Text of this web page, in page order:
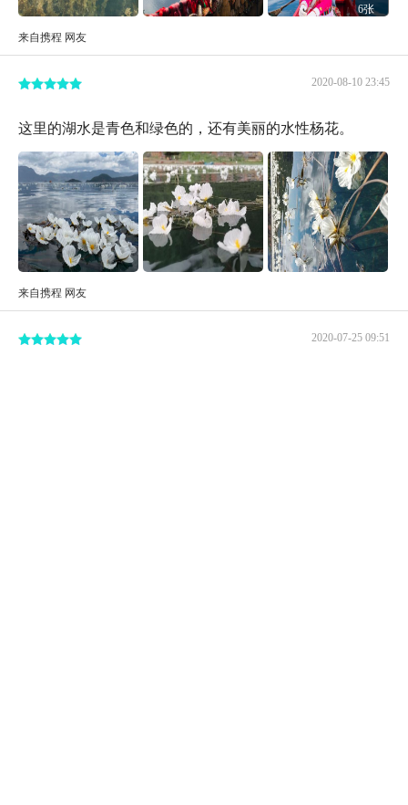
6张
来自携程 网友
2020-08-10 23:45
这里的湖水是青色和绿色的，还有美丽的水性杨花。
来自携程 网友
2020-07-25 09:51